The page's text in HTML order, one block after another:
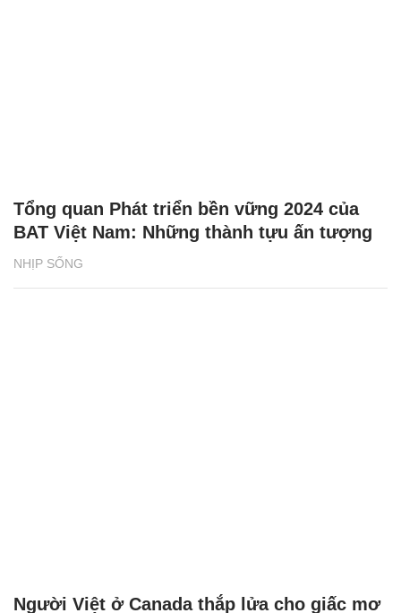
NHỊP SỐNG
Tổng quan Phát triển bền vững 2024 của
BAT Việt Nam: Những thành tựu ấn tượng
Người Việt ở Canada thắp lửa cho giấc mơ